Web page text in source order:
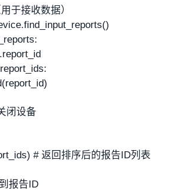
于接收数据）
闭设备
# 返回排序后的报告ID列表
报告ID